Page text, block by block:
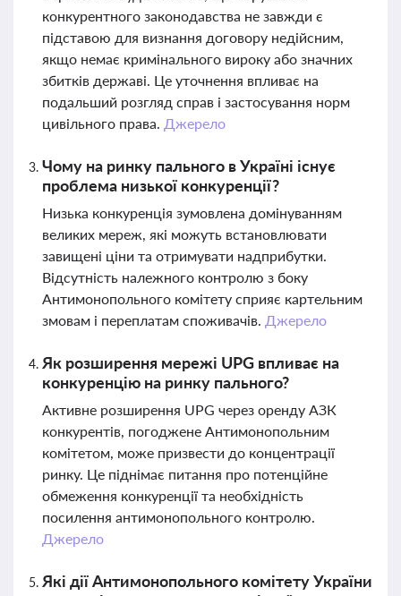
конкурентного законодавства не завжди є
підставою для визнання договору недійсним,
якщо немає кримінального вироку або значних
збитків державі. Це уточнення впливає на
подальший розгляд справ і застосування норм
цивільного права. Джерело
Чому на ринку пального в Україні існує
проблема низької конкуренції?
Низька конкуренція зумовлена домінуванням
великих мереж, які можуть встановлювати
завищені ціни та отримувати надприбутки.
Відсутність належного контролю з боку
Антимонопольного комітету сприяє картельним
змовам і переплатам споживачів. Джерело
Як розширення мережі UPG впливає на
конкуренцію на ринку пального?
Активне розширення UPG через оренду АЗК
конкурентів, погоджене Антимонопольним
комітетом, може призвести до концентрації
ринку. Це піднімає питання про потенційне
обмеження конкуренції та необхідність
посилення антимонопольного контролю.
Джерело
Які дії Антимонопольного комітету України